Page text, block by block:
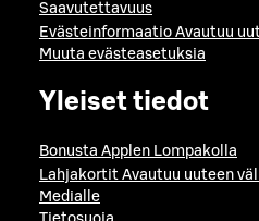
Saavutettavuus
Evästeinformaatio Avautuu
Muuta evästeasetuksia
Yleiset tiedot
Bonusta Applen Lompakolla
Lahjakortit Avautuu uuteen
Medialle